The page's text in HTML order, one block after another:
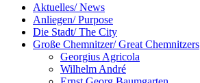
Aktuelles/ News
Anliegen/ Purpose
Die Stadt/ The City
Große Chemnitzer/ Great Chemnitzers
Georgius Agricola
Wilhelm André